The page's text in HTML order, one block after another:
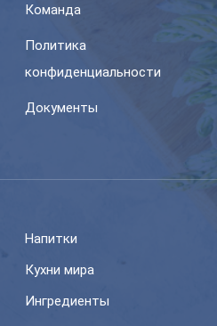
Команда
Политика
конфиденциальности
Документы
Напитки
Кухни мира
Ингредиенты